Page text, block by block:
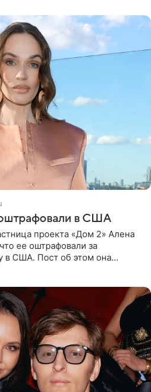
в США
проекта «Дом 2» Алена
ее оштрафовали за
в США. Пост об этом она